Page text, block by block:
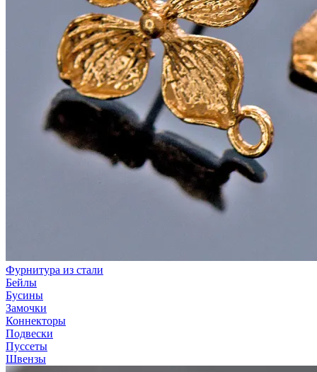
Фурнитура из стали
Бейлы
Бусины
Замочки
Коннекторы
Подвески
Пуссеты
Швензы